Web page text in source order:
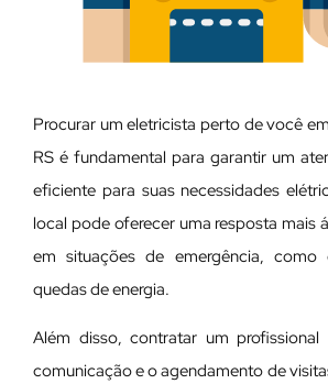
Procurar um eletricista perto de você
RS é fundamental para garantir um
eficiente para suas necessidades
local pode oferecer uma resposta mais
em situações de emergência, como
quedas de energia.
Além disso, contratar um
comunicação e o agendamento de